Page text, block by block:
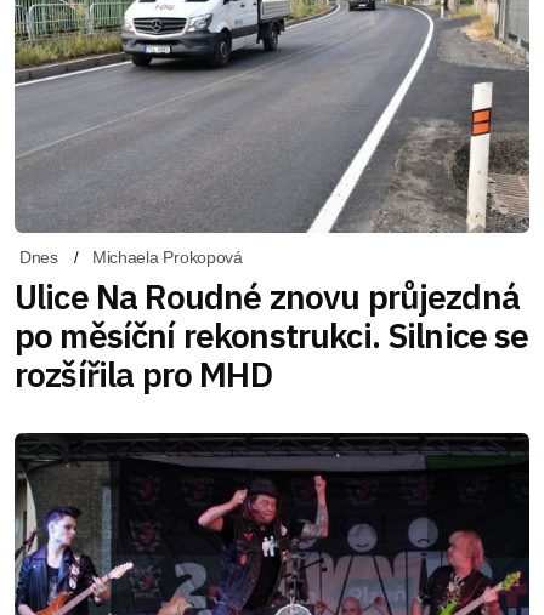
Dnes Michaela Prokopová
Ulice Na Roudné znovu průjezdná
po měsíční rekonstrukci. Silnice se
rozšířila pro MHD